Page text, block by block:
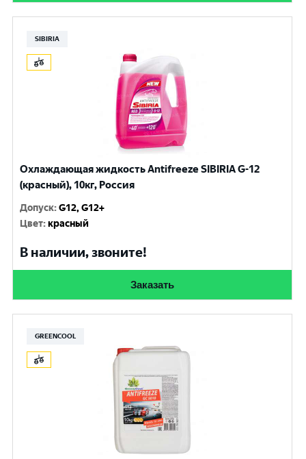
SIBIRIA
Охлаждающая жидкость Antifreeze SIBIRIA G-12
(красный), 10кг, Россия
Допуск:G12, G12+
Цвет:красный
В наличии, звоните!
Заказать
GREENCOOL